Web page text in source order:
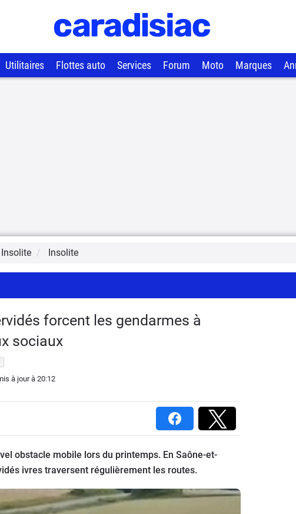
Utilitaires Flottes auto Services Forum Moto Marques
Insolite
forcent les gendarmes à
sociaux
à jourà 20:12
obstacle mobile lors du printemps. En Saône-et-
ivres traversent régulièrement les routes.